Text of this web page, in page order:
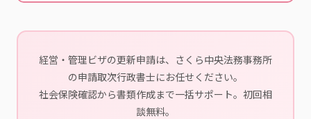
経営・管理ビザの更新申請は、さくら中央法務事務所
の申請取次行政書士にお任せください。
社会保険確認から書類作成まで一括サポート。初回相
談無料。